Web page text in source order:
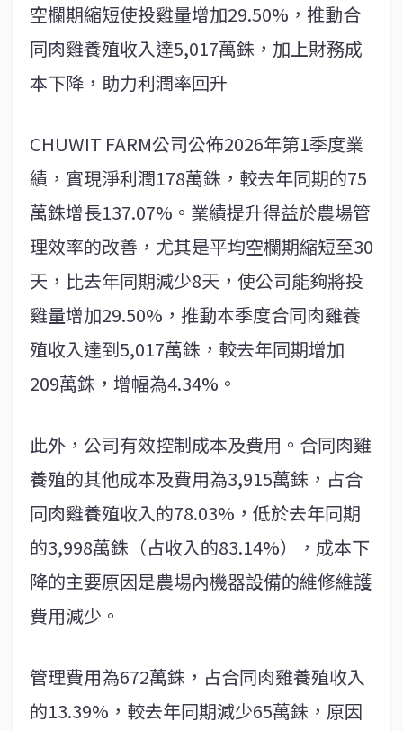
空欄期縮短使投雞量增加29.50%，推動合
同肉雞養殖收入達5,017萬銖，加上財務成
本下降，助力利潤率回升
CHUWIT FARM公司公佈2026年第1季度業
績，實現淨利潤178萬銖，較去年同期的75
萬銖增長137.07%。業績提升得益於農場管
理效率的改善，尤其是平均空欄期縮短至30
天，比去年同期減少8天，使公司能夠將投
雞量增加29.50%，推動本季度合同肉雞養
殖收入達到5,017萬銖，較去年同期增加
209萬銖，增幅為4.34%。
此外，公司有效控制成本及費用。合同肉雞
養殖的其他成本及費用為3,915萬銖，占合
同肉雞養殖收入的78.03%，低於去年同期
的3,998萬銖（占收入的83.14%），成本下
降的主要原因是農場內機器設備的維修維護
費用減少。
管理費用為672萬銖，占合同肉雞養殖收入
的13.39%，較去年同期減少65萬銖，原因